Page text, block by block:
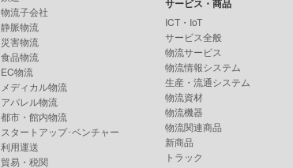
物流子会社
静脈物流
災害物流
食品物流
EC物流
メディカル物流
アパレル物流
都市・館内物流
スタートアップ･ベンチャー
利用運送
貿易・税関
サービス・商品
ICT・IoT
サービス全般
物流サービス
物流情報システム
生産・流通システム
物流資材
物流機器
物流関連商品
新商品
トラック